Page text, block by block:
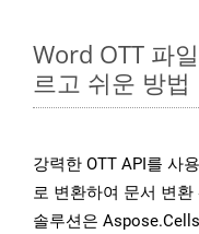
Word OTT 파
르고 쉬운 방법
강력한 OTT API를 사
로 변환하여 문서 변
솔루션은